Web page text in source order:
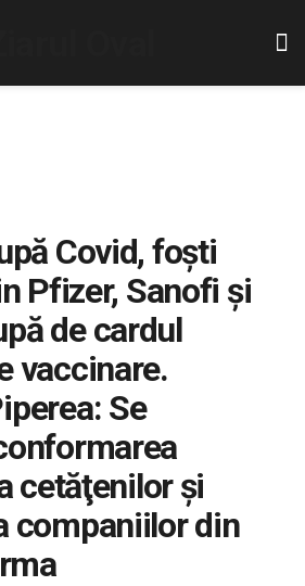
Covid, foşti
Pfizer, Sanofi și
de cardul
vaccinare.
Se
cetăţenilor și
companiilor din